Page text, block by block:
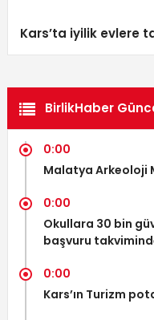
Kars’ta iyilik evlere
BirlikHaber
0:00
Malatya Arkeoloji
0:00
Okullara 30 bin
başvuru
0:00
Kars’ın Turizm